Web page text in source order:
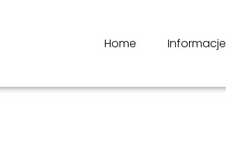
Home Informacje